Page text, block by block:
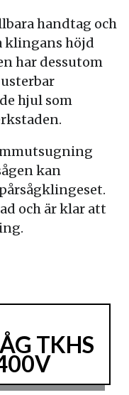
handtag och
klingans höjd
har dessutom
hjul som
kan
och är klar att
TKHS